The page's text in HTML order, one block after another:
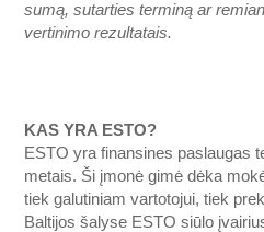
sumą, sutarties terminą ar
vertinimo rezultatais.
KAS YRA ESTO?
ESTO yra finansines paslaugas
metais. Ši įmonė gimė dėka
tiek galutiniam vartotojui, tiek
Baltijos šalyse ESTO siūlo